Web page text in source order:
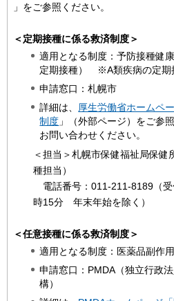
」をご参照ください。
＜定期接種に係る救済制度＞
適用となる制度：予防接種健
定期接種） ※A類疾病の定期
申請窓口：札幌市
詳細は、 厚生労働省ホームペ
制度 」（外部ページ）をご参
お問い合わせください。
＜担当＞札幌市保健福祉局保
種担当）
電話番号：011-211-8189（
時15分 年末年始を除く）
＜任意接種に係る救済制度＞
適用となる制度：医薬品副作
申請窓口：PMDA（独立行政
構）